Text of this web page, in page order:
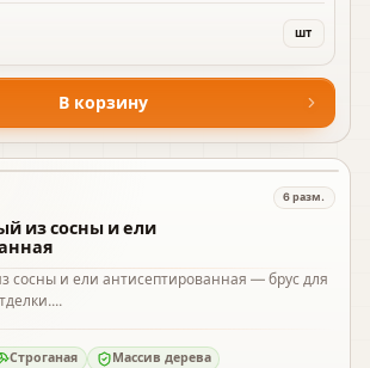
шт
В корзину
6разм.
из сосны и ели
сосны и ели антисептированная — брус для
Строганая Массив дерева